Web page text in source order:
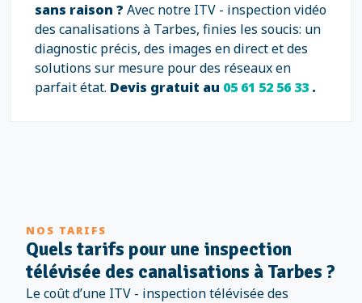
sans raison ? Avec notre ITV - inspection vidéo
des canalisations à Tarbes, finies les soucis: un
diagnostic précis, des images en direct et des
solutions sur mesure pour des réseaux en
parfait état. Devis gratuit au 05 61 52 56 33 .
NOS TARIFS
Quels tarifs pour une inspection
télévisée des canalisations à Tarbes ?
Le coût d’une ITV - inspection télévisée des